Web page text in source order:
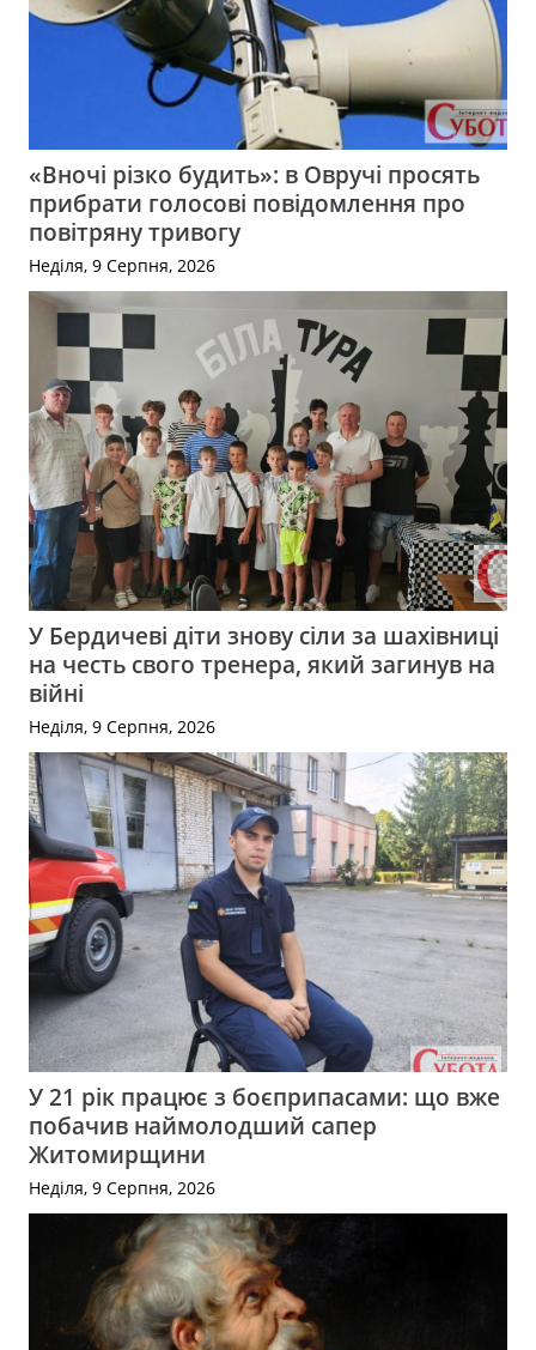
«Вночі різко будить»: в Овручі просять
прибрати голосові повідомлення про
повітряну тривогу
Неділя, 9 Серпня, 2026
У Бердичеві діти знову сіли за шахівниці
на честь свого тренера, який загинув на
війні
Неділя, 9 Серпня, 2026
У 21 рік працює з боєприпасами: що вже
побачив наймолодший сапер
Житомирщини
Неділя, 9 Серпня, 2026